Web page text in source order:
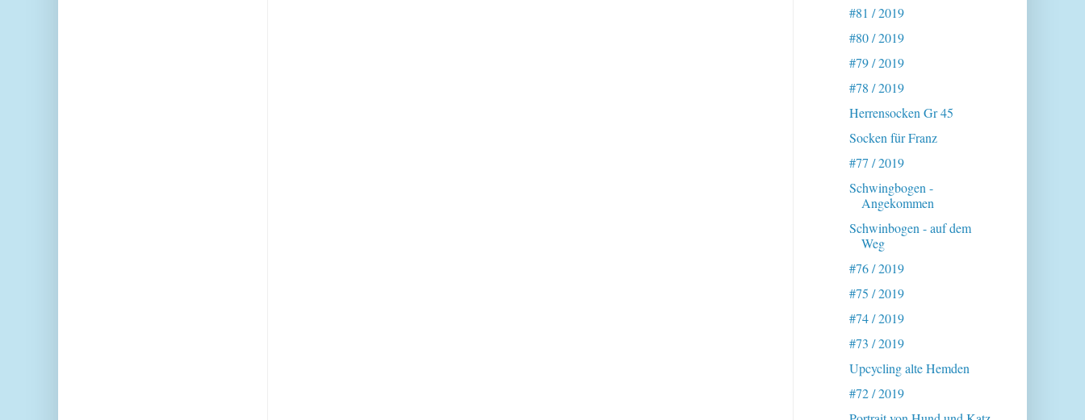
#81 / 2019
#80 / 2019
#79 / 2019
#78 / 2019
Herrensocken Gr 45
Socken für Franz
#77 / 2019
Schwingbogen -
Angekommen
Schwinbogen - auf dem
Weg
#76 / 2019
#75 / 2019
#74 / 2019
#73 / 2019
Upcycling alte Hemden
#72 / 2019